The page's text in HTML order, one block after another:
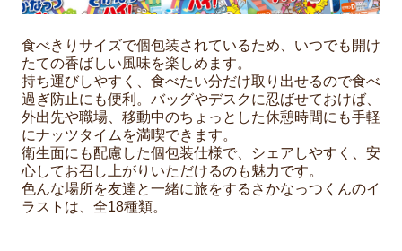
食べきりサイズで個包装されているため、いつでも開け
たての香ばしい風味を楽しめます。
持ち運びしやすく、食べたい分だけ取り出せるので食べ
過ぎ防止にも便利。バッグやデスクに忍ばせておけば、
外出先や職場、移動中のちょっとした休憩時間にも手軽
にナッツタイムを満喫できます。
衛生面にも配慮した個包装仕様で、シェアしやすく、安
心してお召し上がりいただけるのも魅力です。
色んな場所を友達と一緒に旅をするさかなっつくんのイ
ラストは、全18種類。